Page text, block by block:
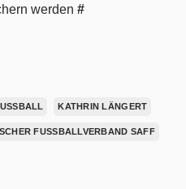
werden #
KATHRIN LÄNGERT
FUSSBALLVERBAND SAFF